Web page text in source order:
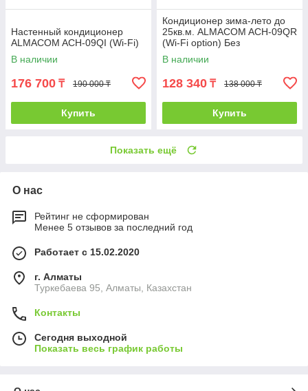
Настенный кондиционер
ALMACOM ACH-09QI (Wi-Fi)
В наличии
176 700 ₸ 190 000 ₸
Купить
Кондиционер зима-лето до
25кв.м. ALMACOM ACH-09QR
(Wi-Fi option) Без
инсталляции
В наличии
128 340 ₸ 138 000 ₸
Купить
Показать ещё
О нас
Рейтинг не сформирован
Менее 5 отзывов за последний год
Работает с 15.02.2020
г. Алматы
Туркебаева 95, Алматы, Казахстан
Контакты
Сегодня выходной
Показать весь график работы